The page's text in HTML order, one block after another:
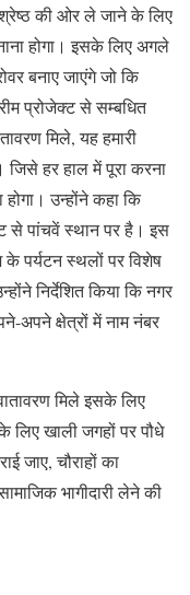
की ओर ले जाने के लिए
होगा। इसके लिए अगले
बनाए जाएंगे जो कि
प्रोजेक्ट से सम्बधित
मिले, यह हमारी
जिसे हर हाल में पूरा करना
उन्होंने कहा कि
से पांचवें स्थान पर है। इस
पर्यटन स्थलों पर विशेष
निर्देशित किया कि नगर
अपने क्षेत्रों में नाम नंबर
मिले इसके लिए
लिए खाली जगहों पर पौधे
जाए, चौराहों का
भागीदारी लेने की